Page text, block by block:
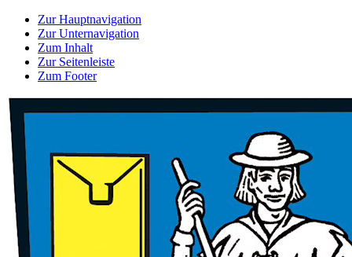
Zur Hauptnavigation
Zur Unternavigation
Zum Inhalt
Zur Seitenleiste
Zum Footer